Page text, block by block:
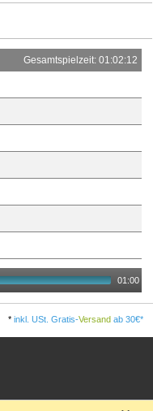
Gesamtspielzeit: 01:02:12
01:00
*inkl. USt. Gratis-Versand ab 30€*